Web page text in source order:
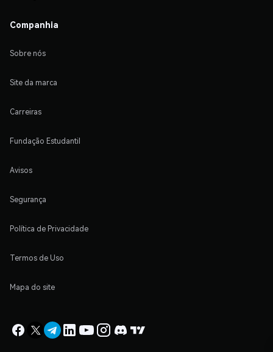
Companhia
Sobre nós
Site da marca
Carreiras
Fundação Estudantil
Avisos
Segurança
Política de Privacidade
Termos de Uso
Mapa do site